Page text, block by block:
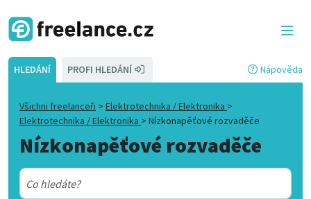
HLEDÁNÍ PROFI HLEDÁNÍ Nápověda
Všichni freelanceři > Elektrotechnika / Elektronika >
Elektrotechnika / Elektronika > Nízkonapěťové rozvaděče
Nízkonapěťové rozvaděče